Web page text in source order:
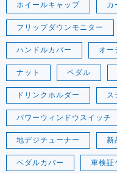
ホイールキャップ カ
フリップダウンモニター
ハンドルカバー オー
ナット ペダル
ドリンクホルダー ス
パワーウィンドウスイッチ
地デジチューナー 新
ペダルカバー 車検証